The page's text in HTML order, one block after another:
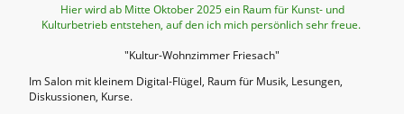
Hier wird ab Mitte Oktober 2025 ein Raum für Kunst- und
Kulturbetrieb entstehen, auf den ich mich persönlich sehr freue.
"Kultur-Wohnzimmer Friesach"
Im Salon mit kleinem Digital-Flügel, Raum für Musik, Lesungen,
Diskussionen, Kurse.